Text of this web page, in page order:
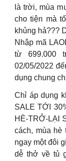
là trời, mùa
cho tiện mà
khủng hả???
Nhập mã
từ 699.000
02/05/2022
dụng chung
Chỉ áp dụng
SALE TỚI
HÈ-TRỞ-LẠI
cách, mùa hè
ngay một đôi
dễ thở về tủ